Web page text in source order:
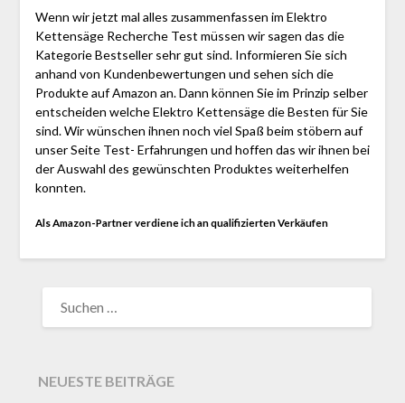
Wenn wir jetzt mal alles zusammenfassen im Elektro
Kettensäge Recherche Test müssen wir sagen das die
Kategorie Bestseller sehr gut sind. Informieren Sie sich
anhand von Kundenbewertungen und sehen sich die
Produkte auf Amazon an. Dann können Sie im Prinzip selber
entscheiden welche Elektro Kettensäge die Besten für Sie
sind. Wir wünschen ihnen noch viel Spaß beim stöbern auf
unser Seite Test- Erfahrungen und hoffen das wir ihnen bei
der Auswahl des gewünschten Produktes weiterhelfen
konnten.
Als Amazon-Partner verdiene ich an qualifizierten Verkäufen
NACH:
NEUESTE BEITRÄGE